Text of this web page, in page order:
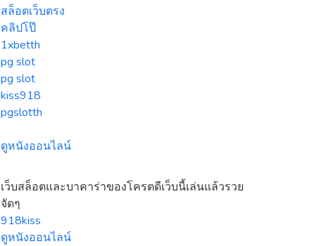
สล็อตเว็บตรง
คลิปโป๊
1xbetth
pg slot
pg slot
kiss918
pgslotth
ดูหนังออนไลน์
เว็บสล็อตและบาคาร่าของโครตดีเว็บนี้เล่นแล้วรวย
จัดๆ
918kiss
ดูหนังออนไลน์